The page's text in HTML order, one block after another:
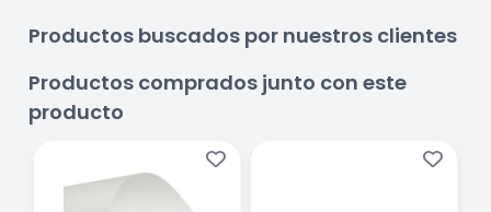
Productos buscados por nuestros clientes
Productos comprados junto con este
producto